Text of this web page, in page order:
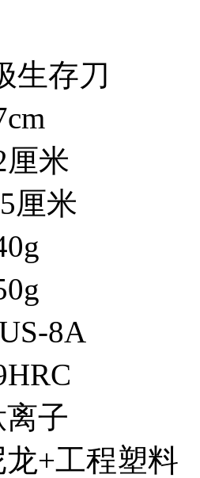
生存刀
厘米
厘米
8A
子
+工程塑料